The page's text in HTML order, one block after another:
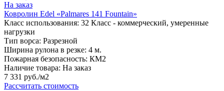
На заказ
Ковролин Edel «Palmares 141 Fountain»
Класс использования: 32 Класс - коммерческий, умеренные
нагрузки
Тип ворса: Разрезной
Ширина рулона в резке: 4 м.
Пожарная безопасность: КМ2
Наличие товара: На заказ
7 331 руб./м2
Рассчитать стоимость